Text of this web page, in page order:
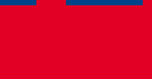
à la finalité de